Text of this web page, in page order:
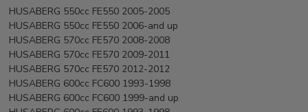
HUSABERG 550cc FE550 2005-2005
HUSABERG 550cc FE550 2006-and up
HUSABERG 570cc FE570 2008-2008
HUSABERG 570cc FE570 2009-2011
HUSABERG 570cc FE570 2012-2012
HUSABERG 600cc FC600 1993-1998
HUSABERG 600cc FC600 1999-and up